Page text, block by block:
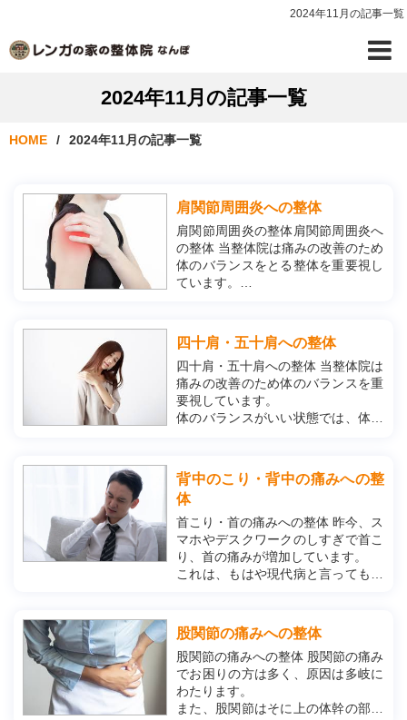
2024年11月の記事一覧
2024年11月の記事一覧
HOME 2024年11月の記事一覧
肩関節周囲炎への整体
肩関節周囲炎の整体肩関節周囲炎へ
の整体 当整体院は痛みの改善のため
体のバランスをとる整体を重要視し
ています。
結果、体の一部に負担がかかりずら
く動きも滑らかに、力も入りやす
く、痛みも生じづらくなります。
そして、バランスの取...
四十肩・五十肩への整体
四十肩・五十肩への整体 当整体院は
痛みの改善のため体のバランスを重
要視しています。
体のバランスがいい状態では、体に
く動きも滑らかに、力も入りやす
く、痛みも生じづらくなります。
そして、バランスの取れた体は体幹
部の柔軟性と力...
背中のこり・背中の痛みへの整
体
首こり・首の痛みへの整体 昨今、ス
マホやデスクワークのしすぎで首こ
り、首の痛みが増加しています。
これは、もはや現代病と言ってもも
体幹とはいわゆるお腹の力のこと
で、この部分の力が入らなくなるこ
とで姿勢が悪くなったり、過剰な緊
張から...
股関節の痛みへの整体
股関節の痛みへの整体 股関節の痛み
でお困りの方は多く、原因は多岐に
わたります。
また、股関節はそに上の体幹の部分